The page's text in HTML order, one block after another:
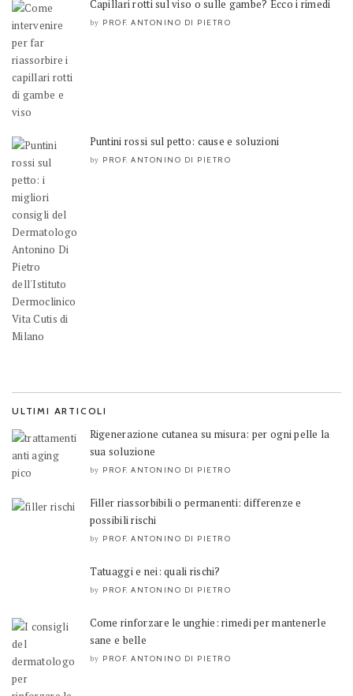
Capillari rotti sul viso o sulle gambe? Ecco i rimedi
by PROF. ANTONINO DI PIETRO
Puntini rossi sul petto: cause e soluzioni
by PROF. ANTONINO DI PIETRO
ULTIMI ARTICOLI
Rigenerazione cutanea su misura: per ogni pelle la
sua soluzione
by PROF. ANTONINO DI PIETRO
Filler riassorbibili o permanenti: differenze e
possibili rischi
by PROF. ANTONINO DI PIETRO
Tatuaggi e nei: quali rischi?
by PROF. ANTONINO DI PIETRO
Come rinforzare le unghie: rimedi per mantenerle
sane e belle
by PROF. ANTONINO DI PIETRO